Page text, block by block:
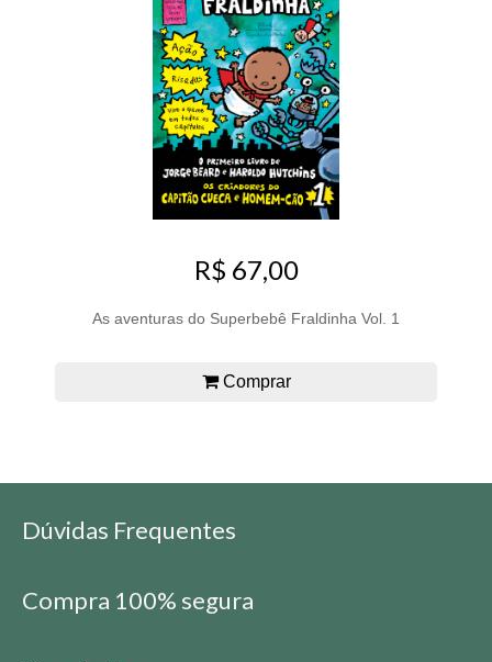
R$ 67,00
As aventuras do Superbebê Fraldinha Vol. 1
Comprar
Dúvidas Frequentes
Compra 100% segura